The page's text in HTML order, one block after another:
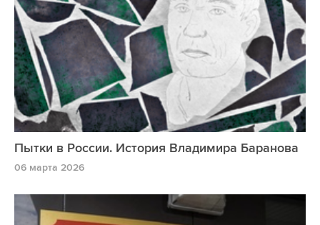
Пытки в России. История Владимира Баранова
06 марта 2026